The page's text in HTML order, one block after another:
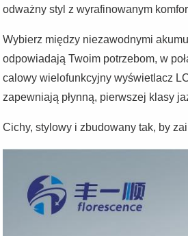
odważny styl z wyrafinowanym
Wybierz między niezawodnymi
odpowiadają Twoim potrzebom, w
calowy wielofunkcyjny wyświetlacz
zapewniają płynną, pierwszej klasy
Cichy, stylowy i zbudowany tak, by